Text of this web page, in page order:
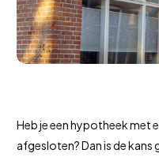
Heb je een hypotheek met
afgesloten? Dan is de